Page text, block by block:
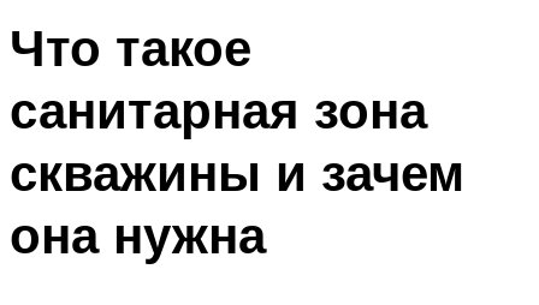
Меню
Что такое
санитарная зона
скважины и зачем
она нужна